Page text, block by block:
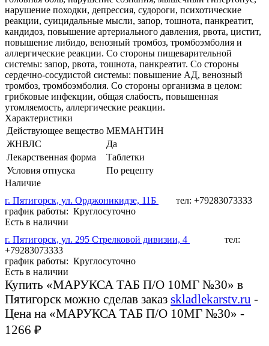
нарушение походки, депрессия, судороги, психотические
реакции, суицидальные мысли, запор, тошнота, панкреатит,
кандидоз, повышение артериального давления, рвота, цистит,
повышение либидо, венозный тромбоз, тромбоэмболия и
аллергические реакции. Со стороны пищеварительной
системы: запор, рвота, тошнота, панкреатит. Со стороны
сердечно-сосудистой системы: повышение АД, венозный
тромбоз, тромбоэмболия. Со стороны организма в целом:
грибковые инфекции, общая слабость, повышенная
утомляемость, аллергические реакции.
Характеристики
Действующее вещество МЕМАНТИН
ЖНВЛС
Да
Лекарственная форма
Таблетки
Условия отпуска
По рецепту
Наличие
г. Пятигорск, ул. Орджоникидзе, 11Б
тел: +79283073333
график работы: Круглосуточно
Есть в наличии
г. Пятигорск, ул. 295 Стрелковой дивизии, 4
тел:
+79283073333
график работы: Круглосуточно
Есть в наличии
Купить «МАРУКСА ТАБ П/О 10МГ №30» в
Пятигорск можно сделав заказ skladlekarstv.ru -
Цена на «МАРУКСА ТАБ П/О 10МГ №30» -
1266 ₽